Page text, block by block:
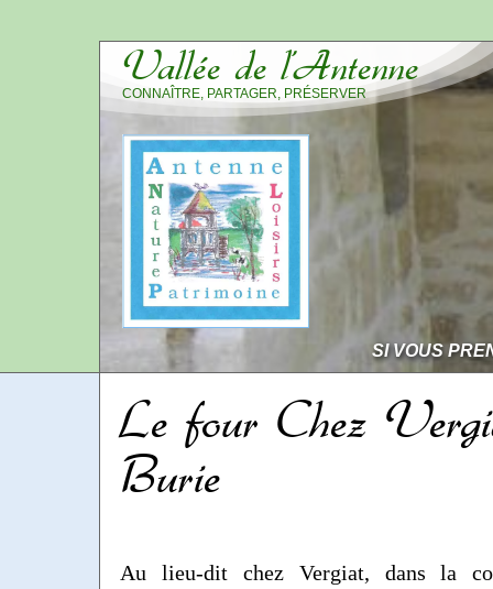
Vallée de l’Antenne
CONNAÎTRE, PARTAGER, PRÉSERVER
SI VOUS
Le four Chez
Burie
Au lieu-dit chez Vergiat, dans la